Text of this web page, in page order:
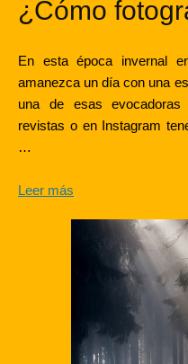
¿Cómo
En esta época invernal
amanezca un día con una
una de esas
revistas o en Instagram
…
Leer más